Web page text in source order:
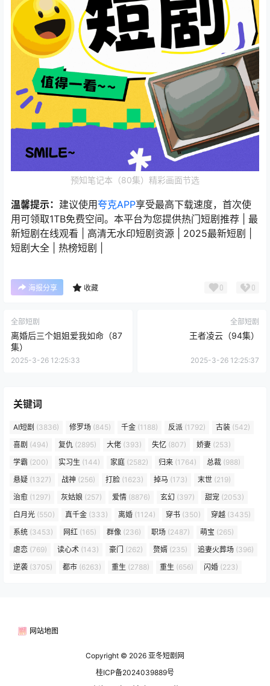
预知笔记本（80集）精彩画面节选
温馨提示： 建议使用夸克APP享受最高下载速度，首次使
用可领取1TB免费空间。本平台为您提供热门短剧推荐 | 最
新短剧在线观看 | 高清无水印短剧资源 | 2025最新短剧 |
短剧大全 | 热榜短剧 |
海报分享 收藏 0 0
全部短剧
离婚后三个姐姐爱我如命（87
集）
2025-3-26 12:25:33
全部短剧
王者凌云（94集）
2025-3-26 12:25:37
关键词
AI短剧 (3836) 修罗场 (845) 千金 (1188) 反派 (1792) 古装 (542)
喜剧 (494) 复仇 (2895) 大佬 (393) 失忆 (807) 娇妻 (253)
学霸 (200) 实习生 (144) 家庭 (2582) 归来 (1764) 总裁 (988)
悬疑 (1327) 战神 (256) 打脸 (1623) 掉马 (173) 末世 (219)
治愈 (1297) 灰姑娘 (257) 爱情 (8876) 玄幻 (397) 甜宠 (2053)
白月光 (550) 真千金 (333) 离婚 (1124) 穿书 (350) 穿越 (3435)
系统 (3453) 网红 (165) 群像 (236) 职场 (2487) 萌宝 (265)
虐恋 (769) 读心术 (143) 豪门 (262) 赘婿 (235) 追妻火葬场 (396)
逆袭 (3705) 都市 (6263) 重生 (2788) 重生 (656) 闪婚 (223)
网站地图
Copyright © 2026 亚冬短剧网
桂ICP备2024039889号